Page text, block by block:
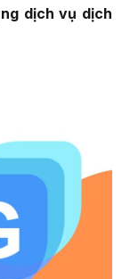
dịch vụ dịch